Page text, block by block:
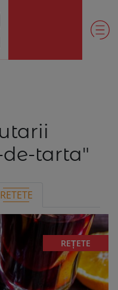
de-tarta"
RETETE
REȚETE